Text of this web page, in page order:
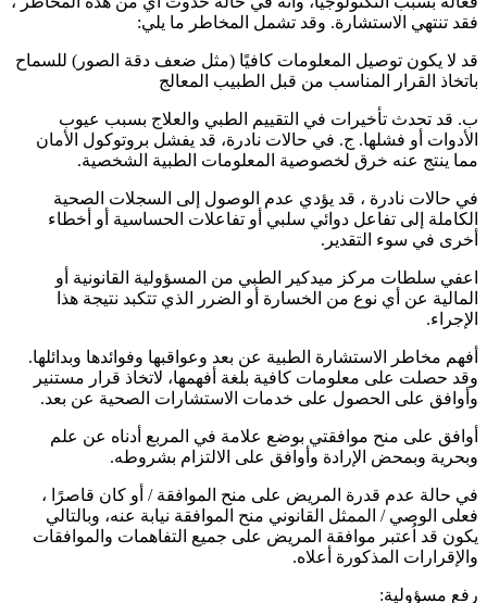
فقد تنتهي الاستشارة. وقد تشمل المخاطر ما يلي:
قد لا يكون توصيل المعلومات كافيًا (مثل ضعف دقة الصور) للسماح
باتخاذ القرار المناسب من قبل الطبيب المعالج
ب. قد تحدث تأخيرات في التقييم الطبي والعلاج بسبب عيوب
الأدوات أو فشلها. ج. في حالات نادرة، قد يفشل بروتوكول الأمان
مما ينتج عنه خرق لخصوصية المعلومات الطبية الشخصية.
في حالات نادرة ، قد يؤدي عدم الوصول إلى السجلات الصحية
الكاملة إلى تفاعل دوائي سلبي أو تفاعلات الحساسية أو أخطاء
أخرى في سوء التقدير.
اعفي سلطات مركز ميدكير الطبي من المسؤولية القانونية أو
المالية عن أي نوع من الخسارة أو الضرر الذي تتكبد نتيجة هذا
الإجراء.
أفهم مخاطر الاستشارة الطبية عن بعد وعواقبها وفوائدها وبدائلها.
وقد حصلت على معلومات كافية بلغة أفهمها، لاتخاذ قرار مستنير
وأوافق على الحصول على خدمات الاستشارات الصحية عن بعد.
أوافق على منح موافقتي بوضع علامة في المربع أدناه عن علم
وبحرية وبمحض الإرادة وأوافق على الالتزام بشروطه.
في حالة عدم قدرة المريض على منح الموافقة / أو كان قاصرًا ،
فعلى الوصي / الممثل القانوني منح الموافقة نيابة عنه، وبالتالي
يكون قد اُعتبر موافقة المريض على جميع التفاهمات والموافقات
والإقرارات المذكورة أعلاه.
رفع مسؤولية: